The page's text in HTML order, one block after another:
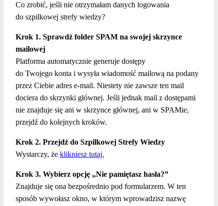
Co zrobić, jeśli nie otrzymałam danych logowania
do szpilkowej strefy wiedzy?
Krok 1. Sprawdź folder SPAM na swojej skrzynce
mailowej
Platforma automatycznie generuje dostępy
do Twojego konta i wysyła wiadomość mailową na podany
przez Ciebie adres e-mail. Niestety nie zawsze ten mail
dociera do skrzynki głównej. Jeśli jednak mail z dostępami
nie znajduje się ani w skrzynce głównej, ani w SPAMie,
przejdź do kolejnych kroków.
Krok 2. Przejdź do Szpilkowej Strefy Wiedzy
Wystarczy, że klikniesz tutaj.
Krok 3. Wybierz opcję „Nie pamiętasz hasła?”
Znajduje się ona bezpośrednio pod formularzem. W ten
sposób wywołasz okno, w którym wprowadzisz nazwę